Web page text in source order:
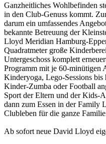
Ganzheitliches Wohlbefinden
in den Club-Genuss kommt.
darum ein umfassendes
bekannte Betreuung der
Lloyd Meridian Hamburg-
Quadratmeter große
Untergeschoss komplett
Programm mit je 60-minütigen
Kinderyoga, Lego-Sessions
Kinder-Zumba oder Football
Sport der Eltern und der Kids-
dann zum Essen in der Family
Clubleben für die ganze
Ab sofort neue David Lloyd